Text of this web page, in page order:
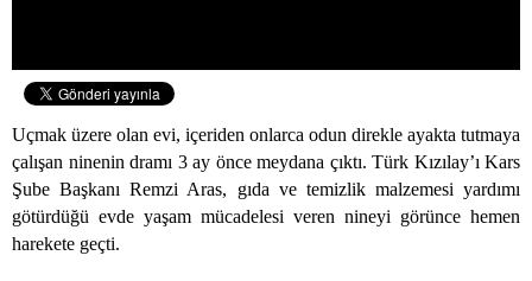
Uçmak üzere olan evi, içeriden onlarca odun direkle ayakta tutmaya
çalışan ninenin dramı 3 ay önce meydana çıktı. Türk Kızılay’ı Kars
Şube Başkanı Remzi Aras, gıda ve temizlik malzemesi yardımı
götürdüğü evde yaşam mücadelesi veren nineyi görünce hemen
harekete geçti.